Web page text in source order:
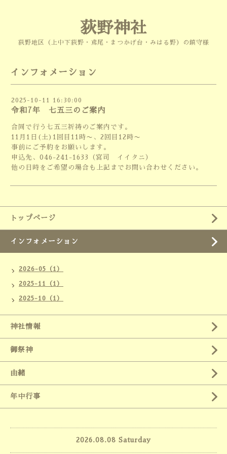
荻野神社
荻野地区（上中下荻野・鳶尾・まつかげ台・みはる野）の鎮守様
インフォメーション
2025-10-11 16:30:00
令和7年 七五三のご案内
合同で行う七五三祈祷のご案内です。
11月1日(土)1回目11時〜、2回目12時〜
事前にご予約をお願いします。
申込先、046-241-1633（宮司 イイタニ）
他の日時をご希望の場合も上記までお問い合わせください。
トップページ
インフォメーション
2026-05（1）
2025-11（1）
2025-10（1）
神社情報
御祭神
由緒
年中行事
2026.08.08 Saturday